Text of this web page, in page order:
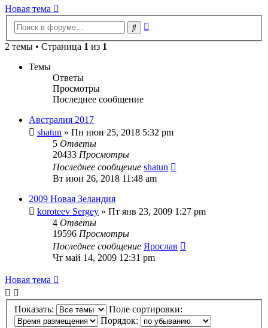
Новая тема
Поиск
2 темы • Страница 1 из 1
Темы
Ответы
Просмотры
Последнее сообщение
Австралия 2017
shatun » Пн июн 25, 2018 5:32 pm
5 Ответы
20433 Просмотры
Последнее сообщение shatun
Вт июн 26, 2018 11:48 am
2009 Новая Зеландия
koroteev Sergey » Пт янв 23, 2009 1:27 pm
4 Ответы
19596 Просмотры
Последнее сообщение Ярослав
Чт май 14, 2009 12:31 pm
Новая тема
Показать:
Поле сортировки:
Порядок: